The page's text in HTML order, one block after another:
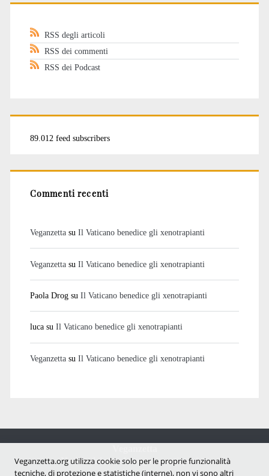
RSS degli articoli
RSS dei commenti
RSS dei Podcast
89.012 feed subscribers
Commenti recenti
Veganzettasu Il Vaticano benedice gli xenotrapianti
Veganzettasu Il Vaticano benedice gli xenotrapianti
Paola Drogsu Il Vaticano benedice gli xenotrapianti
lucasu Il Vaticano benedice gli xenotrapianti
Veganzettasu Il Vaticano benedice gli xenotrapianti
Notizie dal mondo vegan e antispecista
Veganzetta.org utilizza cookie solo per le proprie funzionalità
tecniche, di protezione e statistiche (interne), non vi sono altri